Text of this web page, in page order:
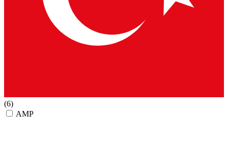
(6)
AMP